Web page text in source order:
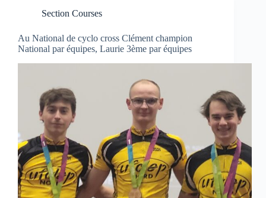
Section Courses
Au National de cyclo cross Clément champion
National par équipes, Laurie 3ème par équipes